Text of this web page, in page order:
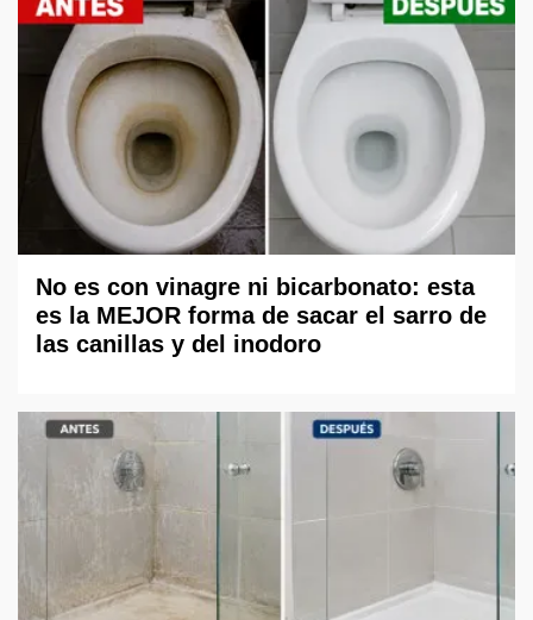
No es con vinagre ni bicarbonato: esta
es la MEJOR forma de sacar el sarro de
las canillas y del inodoro